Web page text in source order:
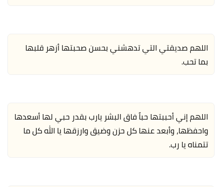
اللهم صديقتي التي تدهشني بحسن صحبتها أزهر قلبها
بما تحب.
اللهم إني أحببتها حباً فاق البشر يارب بقدر حبي لها أسعدها
واحفظها، وأبعد عنها كل حزن وضيق وارزقها يا الله كل ما
تتمناه يا رب.